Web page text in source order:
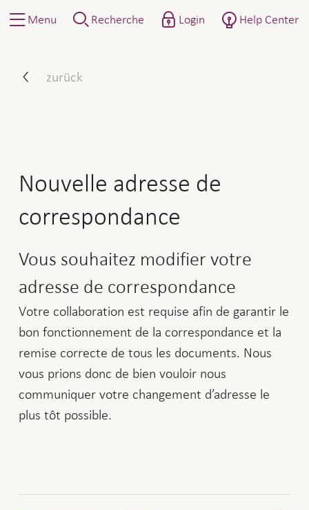
Menu Recherche Login Help Center
zurück
Nouvelle adresse de
correspondance
Vous souhaitez modifier votre
adresse de correspondance
Votre collaboration est requise afin de garantir le
bon fonctionnement de la correspondance et la
remise correcte de tous les documents. Nous
vous prions donc de bien vouloir nous
communiquer votre changement d’adresse le
plus tôt possible.